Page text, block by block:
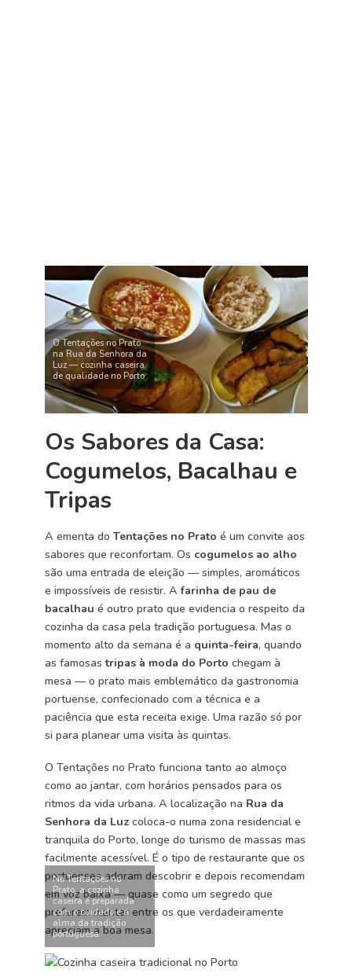
O Tentações no Prato
na Rua da Senhora da
Luz — cozinha caseira
de qualidade no Porto
Os Sabores da Casa:
Cogumelos, Bacalhau e
Tripas
A ementa do Tentações no Prato é um convite aos
sabores que reconfortam. Os cogumelos ao alho
são uma entrada de eleição — simples, aromáticos
e impossíveis de resistir. Afarinha de pau de
bacalhau é outro prato que evidencia o respeito da
cozinha da casa pela tradição portuguesa. Mas o
momento alto da semana é a quinta-feira, quando
as famosastripas à moda do Porto chegam à
mesa — o prato mais emblemático da gastronomia
portuense, confecionado com a técnica e a
paciência que esta receita exige. Uma razão só por
si para planear uma visita às quintas.
O Tentações no Prato funciona tanto ao almoço
como ao jantar, com horários pensados para os
ritmos da vida urbana. A localização na Rua da
Senhora da Luzcoloca-o numa zona residencial e
tranquila do Porto, longe do turismo de massas mas
facilmente acessível. É o tipo de restaurante que os
portuenses adoram descobrir e depois recomendam
em voz baixa — quase como um segredo que
preferem manter entre os que verdadeiramente
apreciam a boa mesa.
No Tentações no
Prato, a cozinha
caseira é preparada
com o cuidado e a
alma da tradição
portuguesa